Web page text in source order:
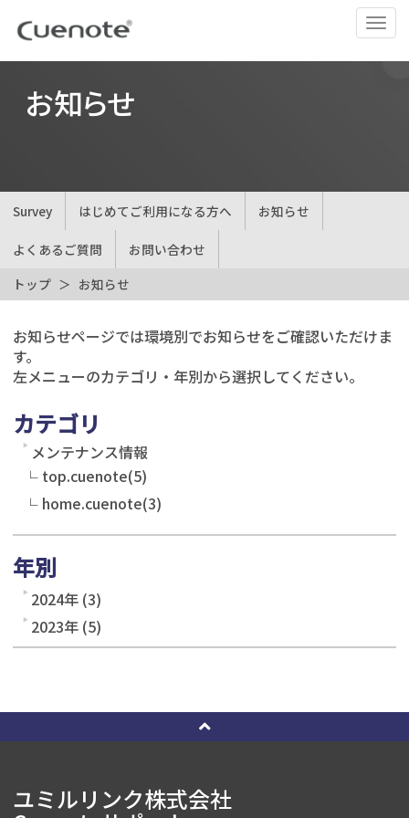
ナ
ビ
ゲ
切
お知らせ
Survey はじめてご利用になる方へ お知らせ
よくあるご質問
お問い合わせ
トップ
お知らせ
お知らせページでは環境別でお知らせをご確認いただけま
す。
左メニューのカテゴリ・年別から選択してください。
カテゴリ
メンテナンス情報
top.cuenote(5)
home.cuenote(3)
年別
2024年 (3)
2023年 (5)
ユミルリンク株式会社